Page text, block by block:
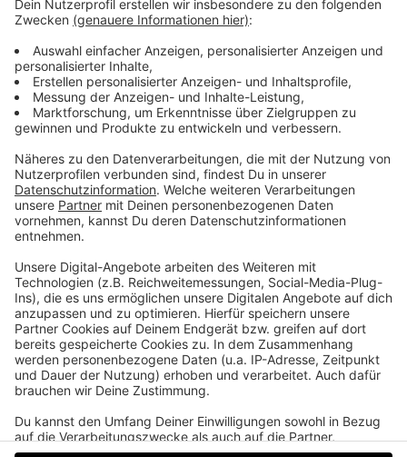
Vom Bankerldrücker zum Dauerbrenner
Zu Gast in der neuen Ausgabe vom Life Radio LASK-
Podcast 1908 ist diesmal Innenverteidiger Felix
Luckeneder. Das schwarz-weiße Urgestein blickt im
Gespräch mit Life Radio-Sportreporter Georg
Duschlbauer auf die bisherige Saison zurück. Und er
erzählt, warum er letzten Sommer nach einem
Frühjahr mit nur wenigen Einsätzen den Entschluss
gefasst hat, sich beim LASK durchzubeißen, um in
der aktuellen Saison der Spieler mit den meisten
Einsatzminuten zu werden.
DatenschutzImpressumAGBs